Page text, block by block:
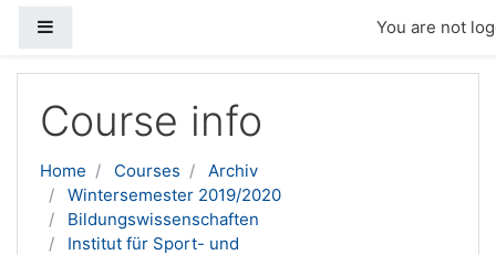
You are not
Course info
Home Courses
Archiv
Wintersemester 2019/2020
Bildungswissenschaften
Institut für Sport- und